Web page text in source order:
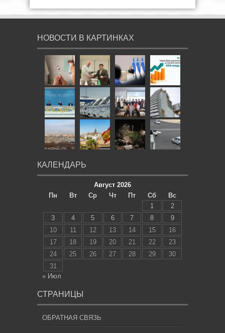
НОВОСТИ В КАРТИНКАХ
КАЛЕНДАРЬ
Август 2026
Пн
Вт Ср Чт Пт Сб
Вс
1
2
3
4 5 6 7 8
9
10
11 12 13 14 15
16
17
18 19 20 21 22
23
24
25 26 27 28 29
30
31
« Июл
СТРАНИЦЫ
ОБРАТНАЯ СВЯЗЬ